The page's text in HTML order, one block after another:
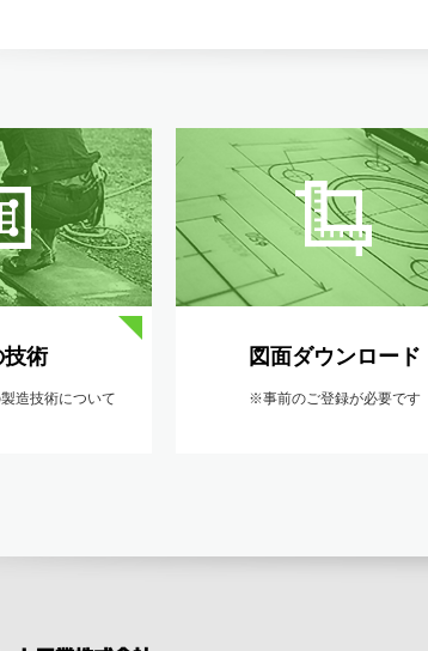
術
造技術について
図面ダウンロード
※事前のご登録が必要です